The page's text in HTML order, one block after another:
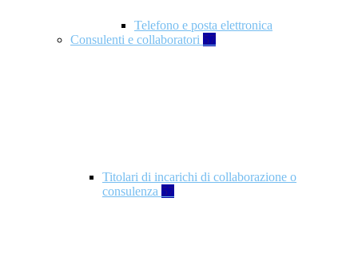
Telefono e posta elettronica
Consulenti e collaboratori 57
Titolari di incarichi di collaborazione o
consulenza 57